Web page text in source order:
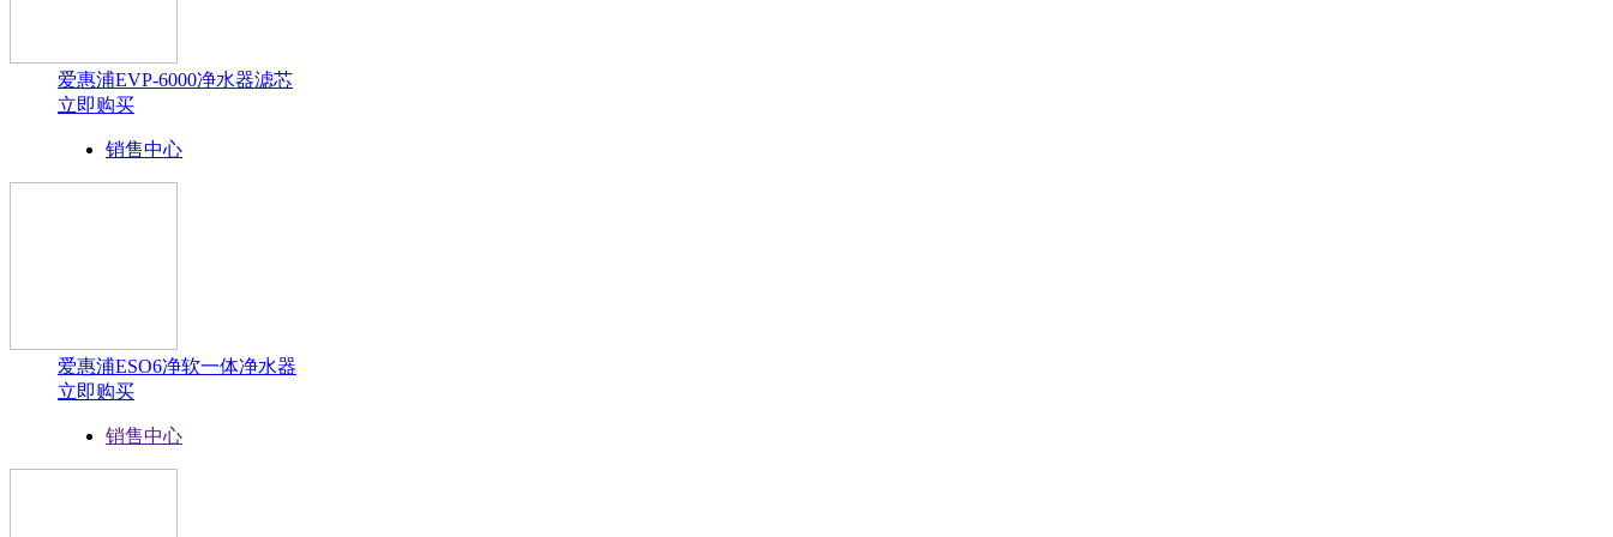
爱惠浦EVP-6000净水器滤芯
立即购买
销售中心
爱惠浦ESO6净软一体净水器
立即购买
销售中心